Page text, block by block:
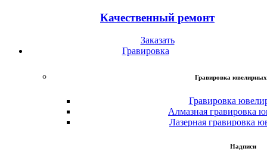
Качественный ремонт
Заказать
Гравировка
Гравировка ювелирных
Гравировка
Алмазная гравировка
Лазерная гравировка
Надписи